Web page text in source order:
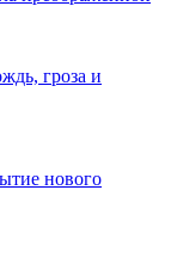
гроза и
нового